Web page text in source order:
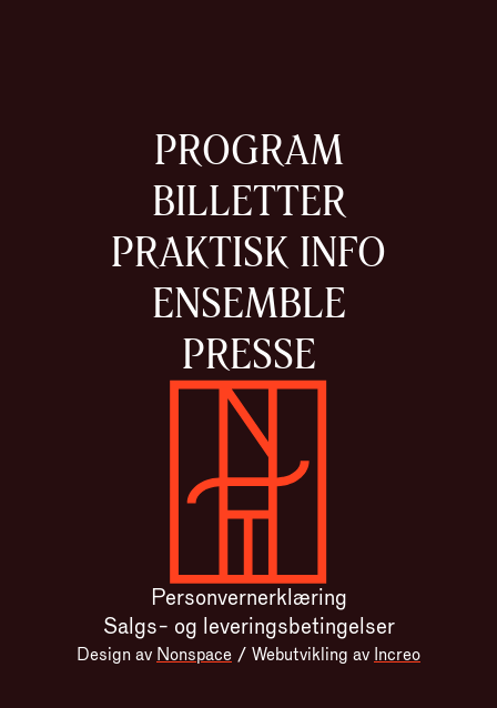
PROGRAM
BILLETTER
PRAKTISK INFO
ENSEMBLE
PRESSE
Gå til forsiden
Personvernerklæring
Salgs- og leveringsbetingelser
Design av Nonspace / Webutvikling av Increo